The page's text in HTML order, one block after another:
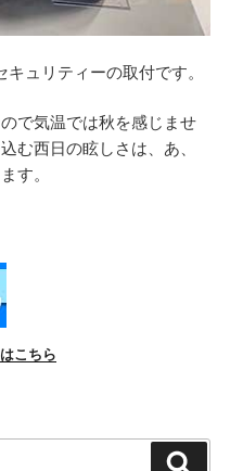
ュリティーの取付です。
で気温では秋を感じませ
む西日の眩しさは、あ、
す。
こちら